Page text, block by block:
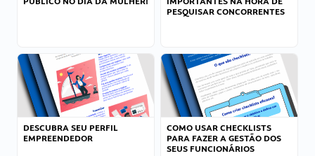
PESQUISAR CONCORRENTES
DESCUBRA SEU PERFIL
EMPREENDEDOR
COMO USAR CHECKLISTS
PARA FAZER A GESTÃO DOS
SEUS FUNCIONÁRIOS